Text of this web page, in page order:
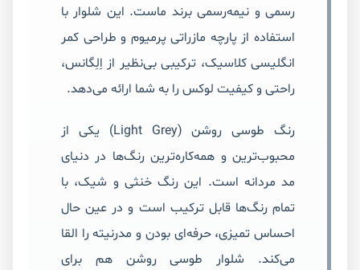
رسمی و نیمه‌رسمی برند ماست. این شلوار با
استفاده از پارچه مازراتی پرمیوم و طراحی کمر
انگلیسی کلاسیک، ترکیبی بی‌نظیر از اِلِگانس،
راحتی و کیفیت لوکس را به شما ارائه می‌دهد.
رنگ طوسی روشن (Light Grey) یکی از
محبوب‌ترین و همه‌کاره‌ترین رنگ‌ها در دنیای
مد مردانه است. این رنگ خنثی و شیک، با
تمام رنگ‌ها قابل ترکیب است و در عین حال
احساس تمیزی، حرفه‌ای بودن و مدرنیته را القا
می‌کند. شلوار طوسی روشن هم برای